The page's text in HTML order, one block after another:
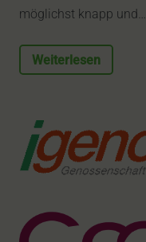
möglichst knapp und…
Weiterlesen